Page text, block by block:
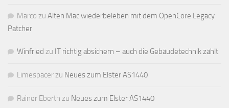
Marco zu Alten Mac wiederbeleben mit dem OpenCore Legacy
Patcher
Winfried zu IT richtig absichern – auch die Gebäudetechnik zählt
Limespacerzu Neues zum Elster AS1440
Rainer Eberth zu Neues zum Elster AS1440